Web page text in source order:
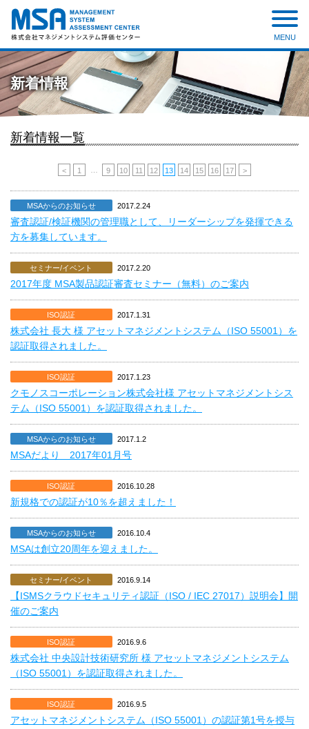
株式会社 マネジメントシステ
ム評価センター
MENU
新着情報
新着情報一覧
< 1 9 10 11 12 13 14 15 16 17 >
MSAからのお知らせ 2017.2.24
審査認証/検証機関の管理職として、リーダーシップを発揮できる
方を募集しています。
セミナー/イベント 2017.2.20
2017年度 MSA製品認証審査セミナー（無料）のご案内
ISO認証 2017.1.31
株式会社 長大 様 アセットマネジメントシステム（ISO 55001）を
認証取得されました。
ISO認証 2017.1.23
クモノスコーポレーション株式会社様 アセットマネジメントシス
テム（ISO 55001）を認証取得されました。
MSAからのお知らせ 2017.1.2
MSAだより 2017年01月号
ISO認証 2016.10.28
新規格での認証が10％を超えました！
MSAからのお知らせ 2016.10.4
MSAは創立20周年を迎えました。
セミナー/イベント 2016.9.14
【ISMSクラウドセキュリティ認証（ISO / IEC 27017）説明会】開
催のご案内
ISO認証 2016.9.6
株式会社 中央設計技術研究所 様 アセットマネジメントシステム
（ISO 55001）を認証取得されました。
ISO認証 2016.9.5
アセットマネジメントシステム（ISO 55001）の認証第1号を授与